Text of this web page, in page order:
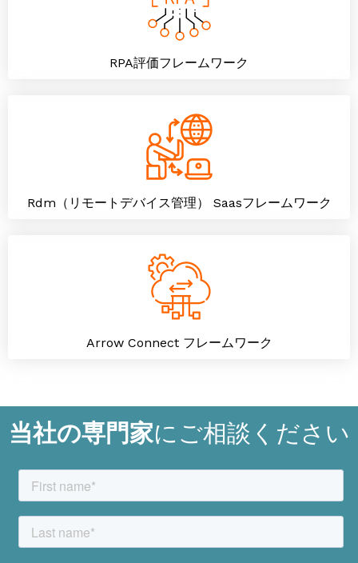
RPA評価フレームワーク
Rdm（リモートデバイス管理） Saasフレームワーク
Arrow Connect フレームワーク
当社の専門家にご相談ください